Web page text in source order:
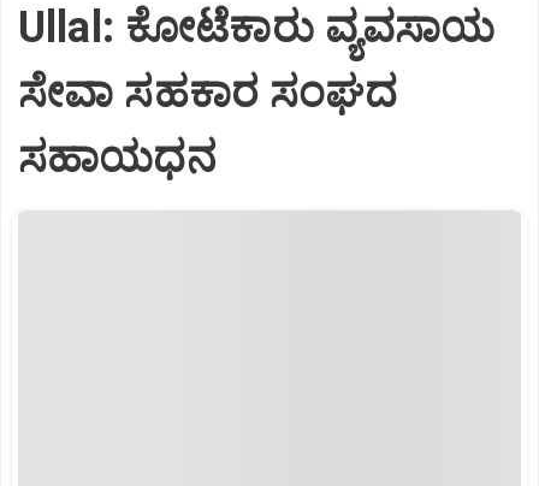
Ullal: ಕೋಟೆಕಾರು ವ್ಯವಸಾಯ
ಸೇವಾ ಸಹಕಾರ ಸಂಘದ
ಸಹಾಯಧನ